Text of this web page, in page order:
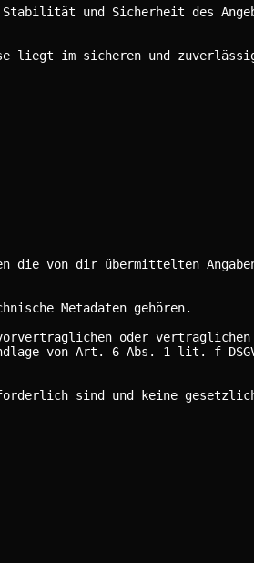
und Sicherheit des
liegt im sicheren und
die von dir übermittelten
Metadaten gehören.
oder vertraglichen
von Art. 6 Abs. 1 lit. f
sind und keine